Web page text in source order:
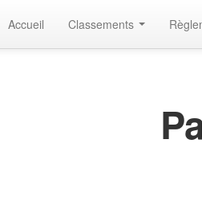
Accueil Classements